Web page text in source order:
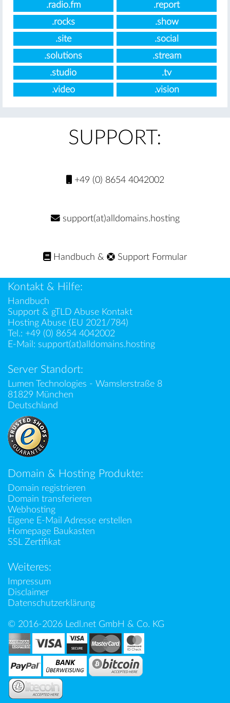
.radio.fm
.report
.rocks
.show
.site
.social
.solutions
.stream
.studio
.tv
.video
.vision
SUPPORT:
+49 (0) 8654 4042002
support(at)alldomains.hosting
Handbuch & Support Formular
Kontakt & Hilfe:
Handbuch
Support & gTLD Abuse Kontakt
Hosting Abuse (EU 2021/784)
Tel.: +49 (0) 8654 4042002
E-Mail: support(at)alldomains.hosting
Server Standort:
Lumen Technologies - Wamslerstraße 8
81829 München
Deutschland
Domain & Hosting Produkte:
Domain registrieren
Domain transferieren
Webhosting
Eigene E-Mail Adresse erstellen
Homepage Baukasten
SSL Zertifikat
Weiteres:
Impressum
Disclaimer
Datenschutzerklärung
© 2016-2026 Ledl.net GmbH & Co. KG